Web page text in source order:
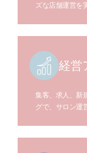
ズな店舗運営を
集客、求人、新
グで、サロン運
経営